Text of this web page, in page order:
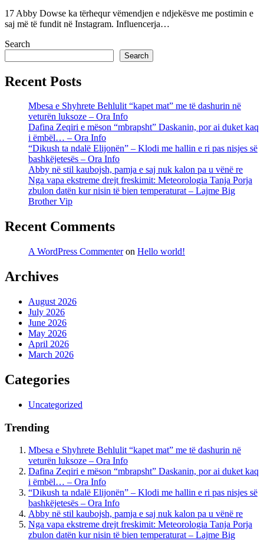
17 Abby Dowse ka tërhequr vëmendjen e ndjekësve me postimin e
saj më të fundit në Instagram. Influencerja…
Search
Search
Recent Posts
Mbesa e Shyhrete Behlulit “kapet mat” me të dashurin në
veturën luksoze – Ora Info
Dafina Zeqiri e mëson “mbrapsht” Daskanin, por ai duket kaq
i ëmbël… – Ora Info
“Dikush ta ndalë Elijonën” – Klodi me hallin e ri pas nisjes së
bashkëjetesës – Ora Info
Abby në stil kaubojsh, pamja e saj nuk kalon pa u vënë re
Nga vapa ekstreme drejt freskimit: Meteorologia Tanja Porja
zbulon datën kur nisin të bien temperaturat – Lajme Big
Brother Vip
Recent Comments
A WordPress Commenteron Hello world!
Archives
August 2026
July 2026
June 2026
May 2026
April 2026
March 2026
Categories
Uncategorized
Trending
Mbesa e Shyhrete Behlulit “kapet mat” me të dashurin në
veturën luksoze – Ora Info
Dafina Zeqiri e mëson “mbrapsht” Daskanin, por ai duket kaq
i ëmbël… – Ora Info
“Dikush ta ndalë Elijonën” – Klodi me hallin e ri pas nisjes së
bashkëjetesës – Ora Info
Abby në stil kaubojsh, pamja e saj nuk kalon pa u vënë re
Nga vapa ekstreme drejt freskimit: Meteorologia Tanja Porja
zbulon datën kur nisin të bien temperaturat – Lajme Big